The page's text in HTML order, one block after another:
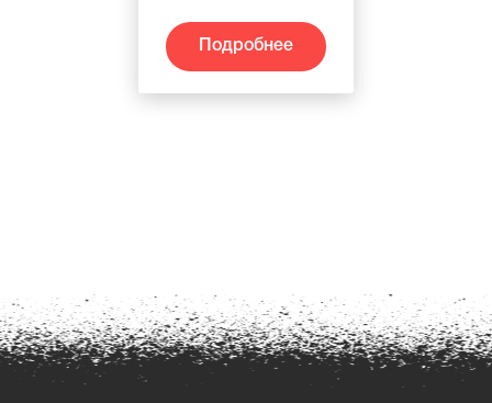
Подробнее